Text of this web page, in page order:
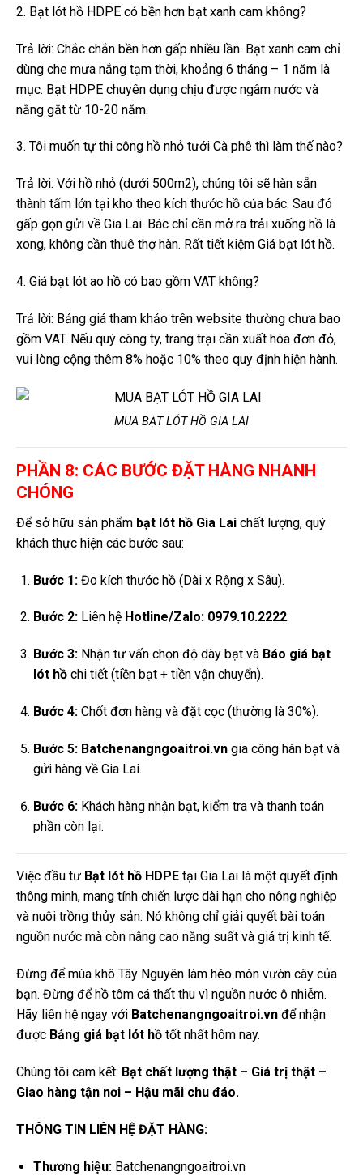
2. Bạt lót hồ HDPE có bền hơn bạt xanh cam không?
Trả lời: Chắc chắn bền hơn gấp nhiều lần. Bạt xanh cam chỉ
dùng che mưa nắng tạm thời, khoảng 6 tháng – 1 năm là
mục. Bạt HDPE chuyên dụng chịu được ngâm nước và
nắng gắt từ 10-20 năm.
3. Tôi muốn tự thi công hồ nhỏ tưới Cà phê thì làm thế nào?
Trả lời: Với hồ nhỏ (dưới 500m2), chúng tôi sẽ hàn sẵn
thành tấm lớn tại kho theo kích thước hồ của bác. Sau đó
gấp gọn gửi về Gia Lai. Bác chỉ cần mở ra trải xuống hồ là
xong, không cần thuê thợ hàn. Rất tiết kiệm Giá bạt lót hồ.
4. Giá bạt lót ao hồ có bao gồm VAT không?
Trả lời: Bảng giá tham khảo trên website thường chưa bao
gồm VAT. Nếu quý công ty, trang trại cần xuất hóa đơn đỏ,
vui lòng cộng thêm 8% hoặc 10% theo quy định hiện hành.
MUA BẠT LÓT HỒ GIA LAI
PHẦN 8: CÁC BƯỚC ĐẶT HÀNG NHANH
CHÓNG
Để sở hữu sản phẩm bạt lót hồ Gia Lai chất lượng, quý
khách thực hiện các bước sau:
Bước 1:Đo kích thước hồ (Dài x Rộng x Sâu).
Bước 2:Liên hệ Hotline/Zalo: 0979.10.2222.
Bước 3:Nhận tư vấn chọn độ dày bạt và Báo giá bạt
lót hồchi tiết (tiền bạt + tiền vận chuyển).
Bước 4:Chốt đơn hàng và đặt cọc (thường là 30%).
Bước 5: Batchenangngoaitroi.vngia công hàn bạt và
gửi hàng về Gia Lai.
Bước 6:Khách hàng nhận bạt, kiểm tra và thanh toán
phần còn lại.
Việc đầu tư Bạt lót hồ HDPE tại Gia Lai là một quyết định
thông minh, mang tính chiến lược dài hạn cho nông nghiệp
và nuôi trồng thủy sản. Nó không chỉ giải quyết bài toán
nguồn nước mà còn nâng cao năng suất và giá trị kinh tế.
Đừng để mùa khô Tây Nguyên làm héo mòn vườn cây của
bạn. Đừng để hồ tôm cá thất thu vì nguồn nước ô nhiễm.
Hãy liên hệ ngay với Batchenangngoaitroi.vn để nhận
được Bảng giá bạt lót hồ tốt nhất hôm nay.
Chúng tôi cam kết: Bạt chất lượng thật – Giá trị thật –
Giao hàng tận nơi – Hậu mãi chu đáo.
THÔNG TIN LIÊN HỆ ĐẶT HÀNG:
Thương hiệu:Batchenangngoaitroi.vn